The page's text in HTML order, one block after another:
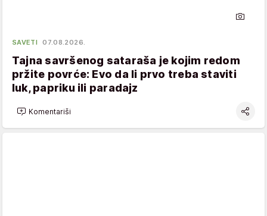
SAVETI 07.08.2026.
Tajna savršenog sataraša je kojim redom
pržite povrće: Evo da li prvo treba staviti
luk, papriku ili paradajz
Komentariši